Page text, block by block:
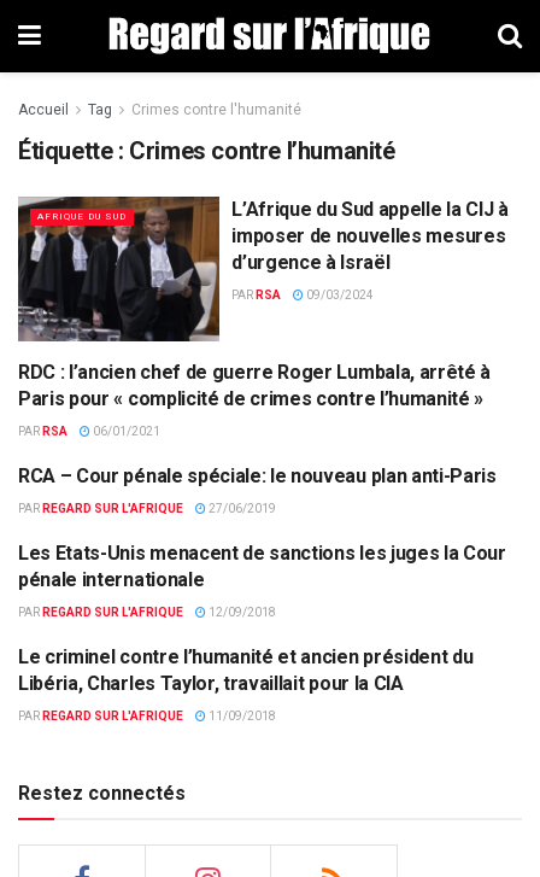
Accueil Tag Crimes contre l'humanité
Étiquette : Crimes contre l’humanité
AFRIQUE DU SUD
L’Afrique du Sud appelle la CIJ à
imposer de nouvelles mesures
d’urgence à Israël
PAR RSA 09/03/2024
FAITS DIVERS
RDC : l’ancien chef de guerre Roger Lumbala, arrêté à
Paris pour « complicité de crimes contre l’humanité »
PAR RSA 06/01/2021
FAITS DIVERS
RCA – Cour pénale spéciale: le nouveau plan anti-Paris
PAR REGARD SUR L'AFRIQUE 27/06/2019
FAITS DIVERS
Les Etats-Unis menacent de sanctions les juges la Cour
pénale internationale
PAR REGARD SUR L'AFRIQUE 12/09/2018
ACTUALITÉS PAR PAYS
Le criminel contre l’humanité et ancien président du
Libéria, Charles Taylor, travaillait pour la CIA
PAR REGARD SUR L'AFRIQUE 11/09/2018
Restez connectés